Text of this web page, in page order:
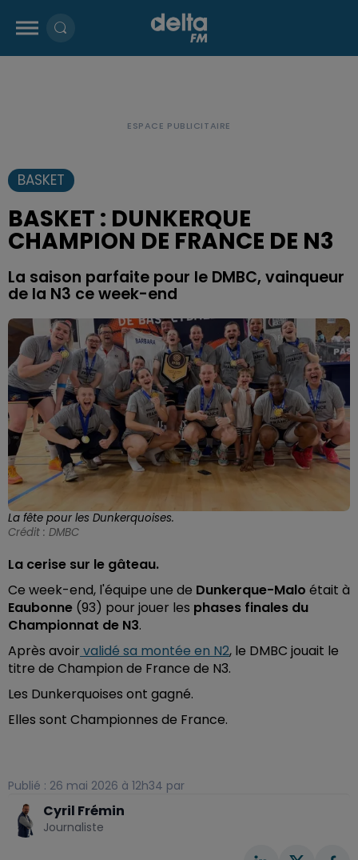
BASKET
BASKET : DUNKERQUE
CHAMPION DE FRANCE DE N3
La saison parfaite pour le DMBC, vainqueur
de la N3 ce week-end
La fête pour les Dunkerquoises.
Crédit : DMBC
La cerise sur le gâteau.
Ce week-end, l'équipe une de Dunkerque-Malo était à
Eaubonne (93) pour jouer les phases finales du
Championnat de N3.
Après avoir validé sa montée en N2, le DMBC jouait le
titre de Champion de France de N3.
Les Dunkerquoises ont gagné.
Elles sont Championnes de France.
Publié : 26 mai 2026 à 12h34 par
Cyril Frémin
Journaliste